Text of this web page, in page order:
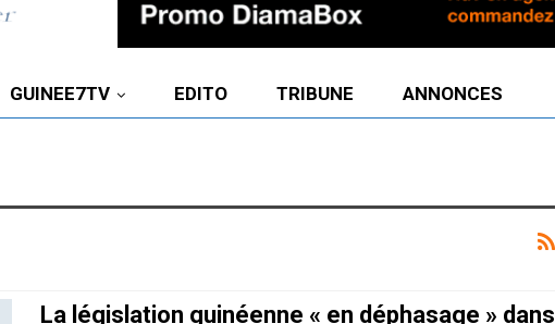
GUINEE7TV EDITO TRIBUNE ANNONCES
La législation guinéenne « en déphasage » dans